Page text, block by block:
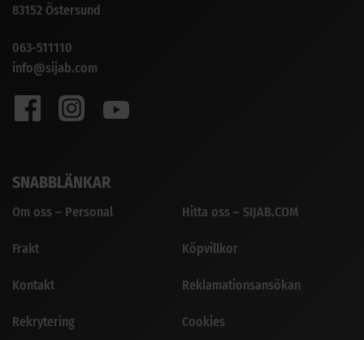
83152 Östersund
063-511110
info@sijab.com
SNABBLÄNKAR
Om oss – Personal
Frakt
Kontakt
Rekrytering
Hitta oss – SIJAB.COM
Köpvillkor
Reklamationsansökan
Cookies